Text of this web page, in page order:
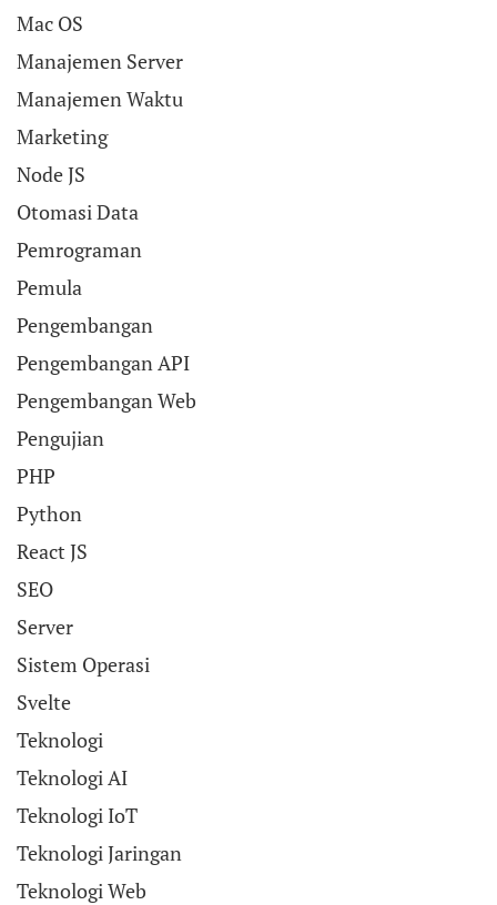
Mac OS
Manajemen Server
Manajemen Waktu
Marketing
Node JS
Otomasi Data
Pemrograman
Pemula
Pengembangan
Pengembangan API
Pengembangan Web
Pengujian
PHP
Python
React JS
SEO
Server
Sistem Operasi
Svelte
Teknologi
Teknologi AI
Teknologi IoT
Teknologi Jaringan
Teknologi Web